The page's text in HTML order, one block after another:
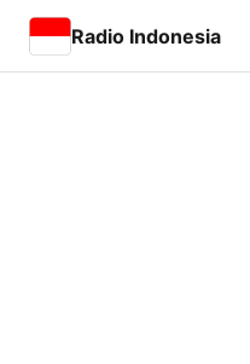
Radio Indonesia